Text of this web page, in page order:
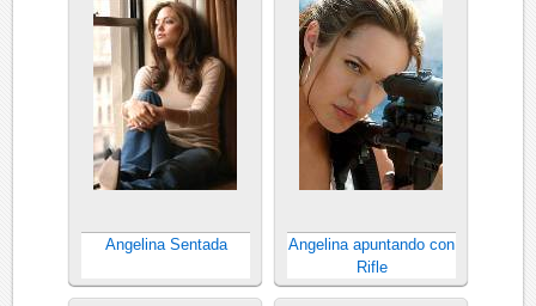
Angelina Sentada
Angelina apuntando con
Rifle